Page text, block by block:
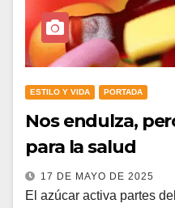
ESTILO Y VIDA PORTADA
Nos endulza,
para la salud
17 DE MAYO DE 2025
El azúcar activa partes